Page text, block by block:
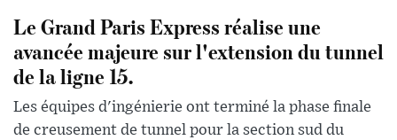
Le Grand Paris Express réalise une
avancée majeure sur l'extension du tunnel
de la ligne 15.
Les équipes d'ingénierie ont terminé la phase finale
de creusement de tunnel pour la section sud du